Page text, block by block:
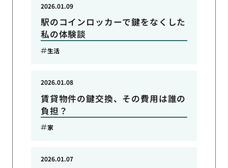
駅のコインロッカーで鍵をなくした
私の体験談
2026.01.09
生活
賃貸物件の鍵交換、その費用は誰の
負担？
2026.01.08
家
2026.01.07